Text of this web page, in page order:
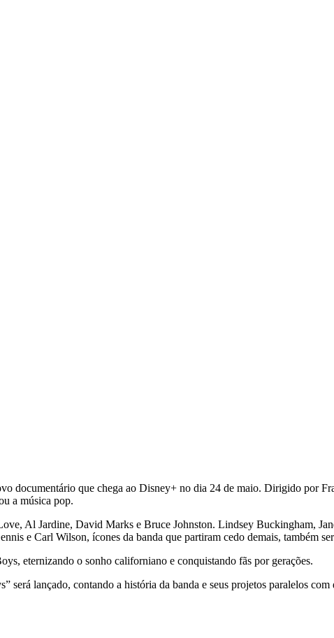
documentário que chega ao Disney+ no dia 24 de maio. Dirigido por
a música pop.
Al Jardine, David Marks e Bruce Johnston. Lindsey Buckingham,
e Carl Wilson, ícones da banda que partiram cedo demais, também
eternizando o sonho californiano e conquistando fãs por gerações.
lançado, contando a história da banda e seus projetos paralelos com